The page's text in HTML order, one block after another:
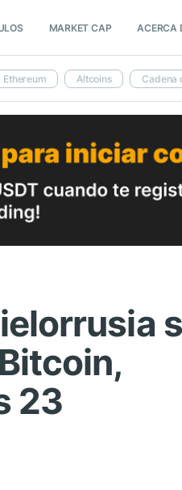
MARKET CAP ACERCA
Ethereum Altcoins Cadena
23